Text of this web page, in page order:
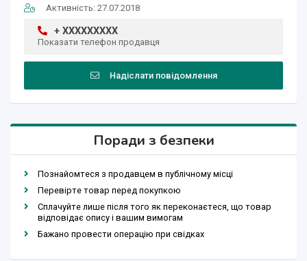
Активність: 27.07.2018
+ XXXXXXXXX
Показати телефон продавця
Надіслати повідомлення
Поради з безпеки
Познайомтеся з продавцем в публічному місці
Перевірте товар перед покупкою
Сплачуйте лише після того як переконаєтеся, що товар
відповідає опису і вашим вимогам
Бажано провести операцію при свідках